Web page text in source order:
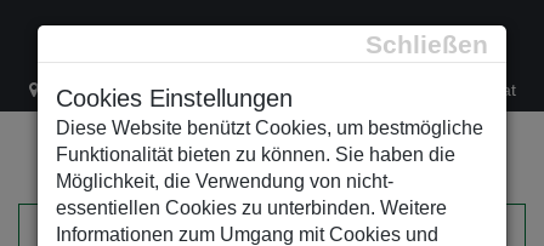
Schließen
Cookies Einstellungen
Diese Website benützt Cookies, um bestmögliche
Funktionalität bieten zu können. Sie haben die
Möglichkeit, die Verwendung von nicht-
essentiellen Cookies zu unterbinden. Weitere
Informationen zum Umgang mit Cookies und
Lacknergasse 78 +43/1/470 37 00 office@leso.at